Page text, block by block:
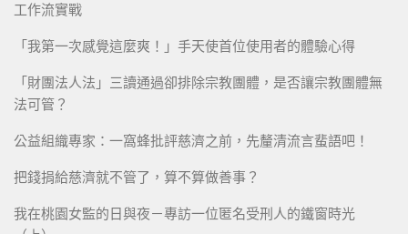
工作流實戰
「我第一次感覺這麼爽！」手天使首位使用者的體驗心得
「財團法人法」三讀通過卻排除宗教團體，是否讓宗教團體無
法可管？
公益組織專家：一窩蜂批評慈濟之前，先釐清流言蜚語吧！
把錢捐給慈濟就不管了，算不算做善事？
我在桃園女監的日與夜－專訪一位匿名受刑人的鐵窗時光